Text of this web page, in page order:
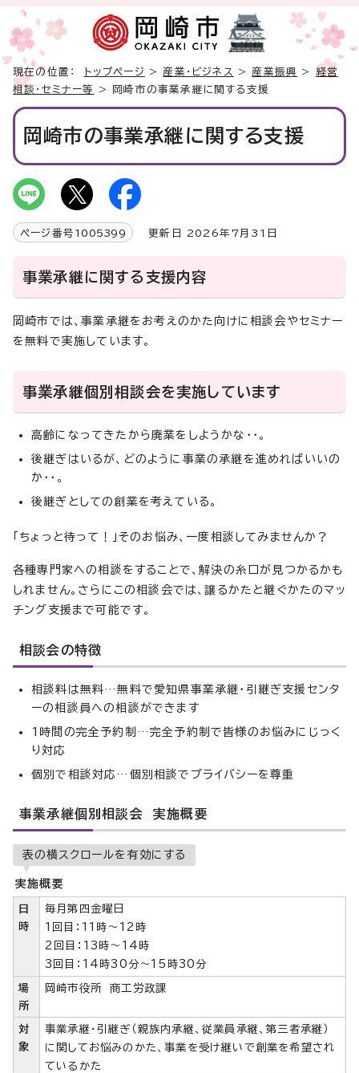
現在の位置： トップページ > 産業・ビジネス > 産業振興 > 経営
相談・セミナー等
> 岡崎市の事業承継に関する支援
岡崎市の事業承継に関する支援
ページ番号 1005399 更新日 2026年7月31日
事業承継に関する支援内容
岡崎市では、事業承継をお考えのかた向けに相談会やセミナー
を無料で実施しています。
事業承継個別相談会を実施しています
高齢になってきたから廃業をしようかな・・。
後継ぎはいるが、どのように事業の承継を進めればいいの
か・・。
後継ぎとしての創業を考えている。
「ちょっと待って！」そのお悩み、一度相談してみませんか？
各種専門家への相談をすることで、解決の糸口が見つかるかも
しれません。さらにこの相談会では、譲るかたと継ぐかたのマッ
チング支援まで可能です。
相談会の特徴
相談料は無料…無料で愛知県事業承継・引継ぎ支援センタ
ーの相談員への相談ができます
1時間の完全予約制…完全予約制で皆様のお悩みにじっく
り対応
個別で相談対応…個別相談でプライバシーを尊重
事業承継個別相談会 実施概要
表の横スクロールを有効にする
実施概要
日
時
毎月第四金曜日
1回目：11時～12時
2回目：13時～14時
3回目：14時30分～15時30分
場
所
岡崎市役所 商工労政課
対
象
事業承継・引継ぎ（親族内承継、従業員承継、第三者承継）
に関してお悩みのかた、事業を受け継いで創業を希望され
ているかた